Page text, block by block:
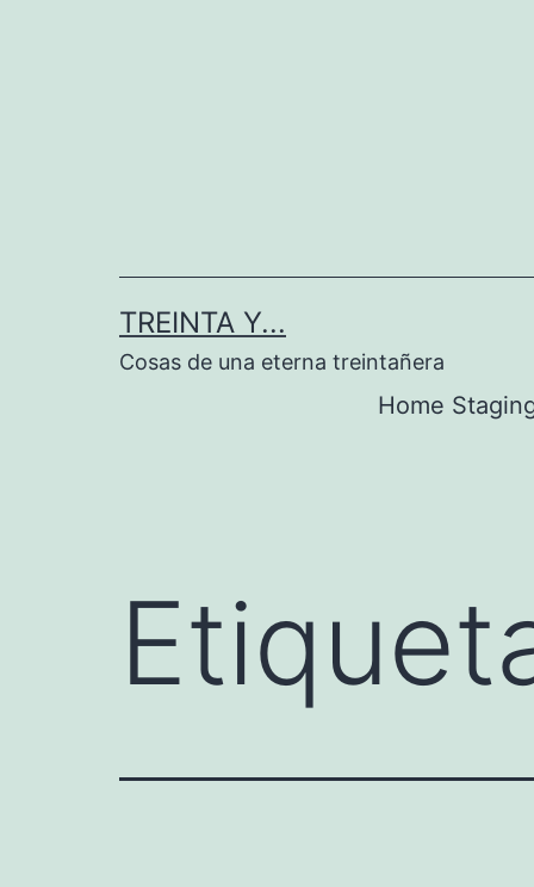
TREINTA Y...
Cosas de una eterna treintañera
Home